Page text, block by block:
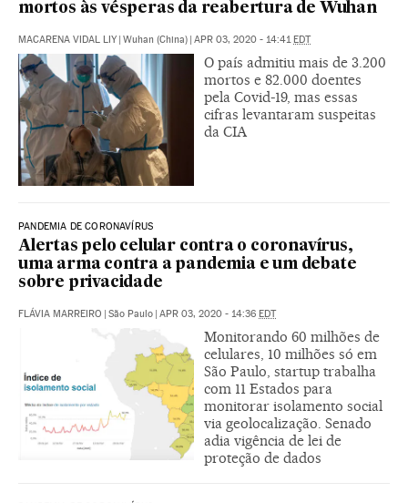
mortos às vésperas da reabertura de Wuhan
MACARENA VIDAL LIY | Wuhan (China) | APR 03, 2020 - 14:41EDT
O país admitiu mais de 3.200
mortos e 82.000 doentes
pela Covid-19, mas essas
cifras levantaram suspeitas
da CIA
PANDEMIA DE CORONAVÍRUS
Alertas pelo celular contra o coronavírus,
uma arma contra a pandemia e um debate
sobre privacidade
FLÁVIA MARREIRO | São Paulo | APR 03, 2020 - 14:36 EDT
Monitorando 60 milhões de
celulares, 10 milhões só em
São Paulo, startup trabalha
com 11 Estados para
monitorar isolamento social
via geolocalização. Senado
adia vigência de lei de
proteção de dados